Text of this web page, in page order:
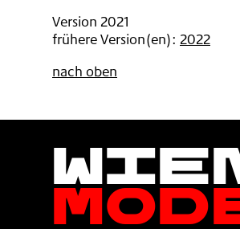
Version 2021
frühere Version(en): 2022
nach oben